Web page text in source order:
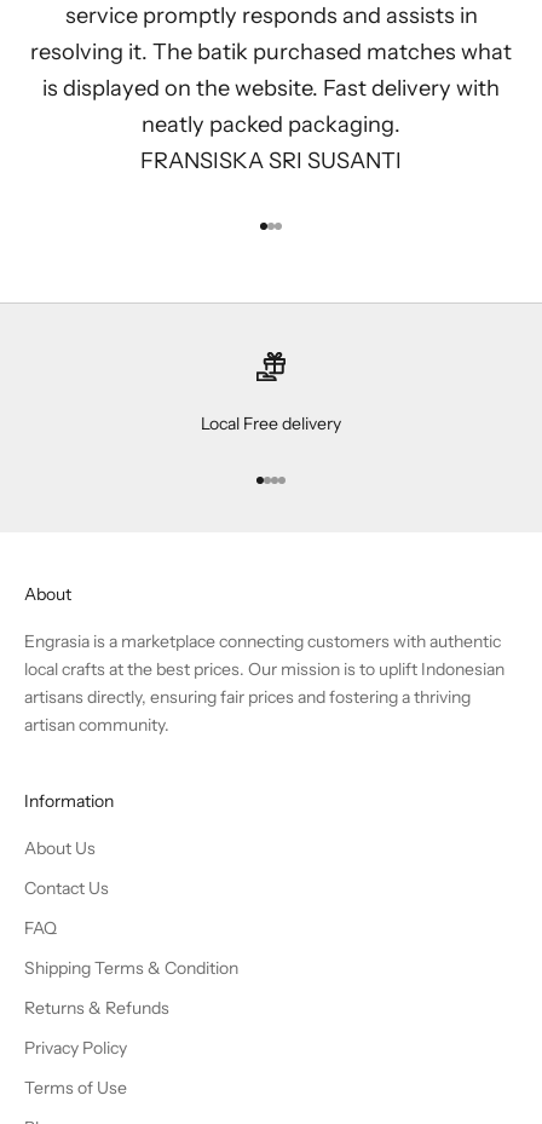
service promptly responds and assists in
resolving it. The batik purchased matches what
is displayed on the website. Fast delivery with
neatly packed packaging.
FRANSISKA SRI SUSANTI
Go to item 1
Go to item 2
Go to item 3
Local Free delivery
Go to item 1
Go to item 2
Go to item 3
Go to item 4
About
Engrasia is a marketplace connecting customers with authentic
local crafts at the best prices. Our mission is to uplift Indonesian
artisans directly, ensuring fair prices and fostering a thriving
artisan community.
Information
About Us
Contact Us
FAQ
Shipping Terms & Condition
Returns & Refunds
Privacy Policy
Terms of Use